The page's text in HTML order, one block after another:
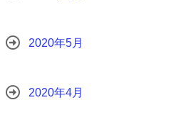
2020年5月
2020年4月